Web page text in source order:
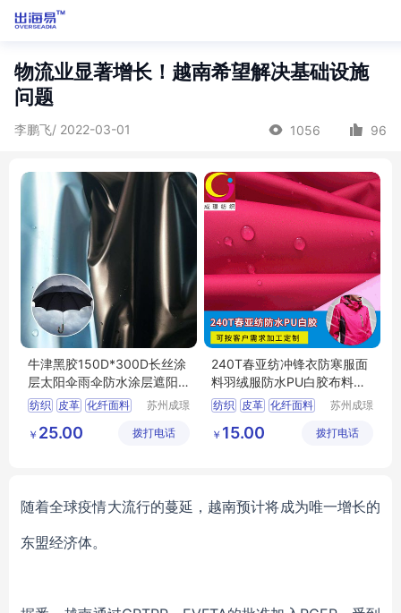
物流业显著增长！越南希望解决基础设施
问题
李鹏飞/ 2022-03-01 1056 96
牛津黑胶150D*300D长丝涂
层太阳伞雨伞防水涂层遮阳
天幕面料
纺织 皮革 化纤面料
苏州成璟
有限公司
￥ 25.00 拨打电话
240T春亚纺冲锋衣防寒服面
料羽绒服防水PU白胶布料春
亚纺
纺织 皮革 化纤面料
苏州成璟
有限公司
￥ 15.00 拨打电话
随着全球疫情大流行的蔓延 ，越南预计将成为唯一增长的
东盟经济体。